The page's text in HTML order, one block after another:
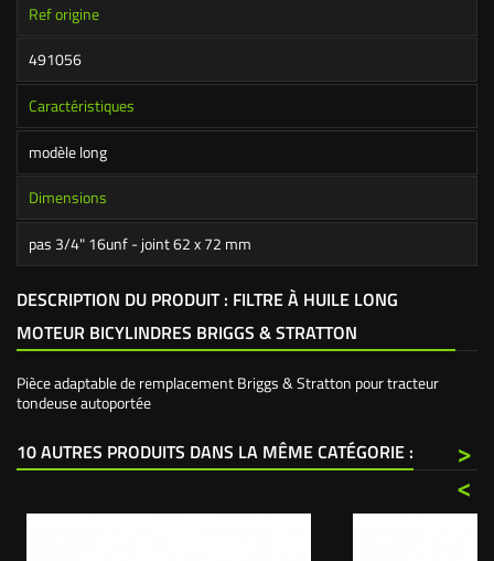
Ref origine
491056
Caractéristiques
modèle long
Dimensions
pas 3/4" 16unf - joint 62 x 72 mm
DESCRIPTION DU PRODUIT : FILTRE À HUILE LONG
MOTEUR BICYLINDRES BRIGGS & STRATTON
Pièce adaptable de remplacement Briggs & Stratton pour tracteur
tondeuse autoportée
10 AUTRES PRODUITS DANS LA MÊME CATÉGORIE :
>
<